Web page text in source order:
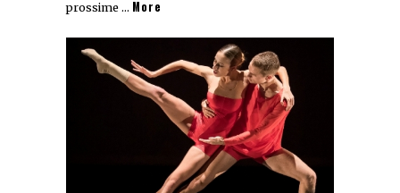
prossime … More